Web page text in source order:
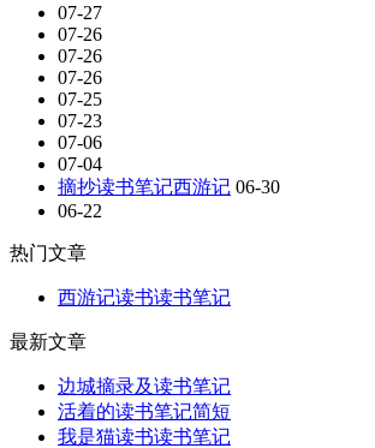
07-27
07-26
07-26
07-26
07-25
07-23
07-06
07-04
摘抄读书笔记西游记 06-30
06-22
热门文章
西游记读书读书笔记
最新文章
边城摘录及读书笔记
活着的读书笔记简短
我是猫读书读书笔记